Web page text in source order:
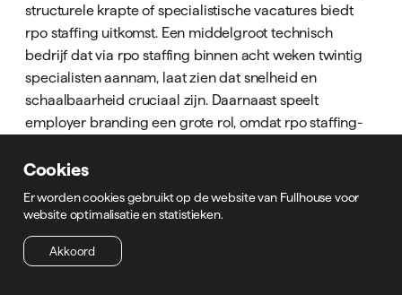
Cookies
Er worden cookies gebruikt op de website van Fullhouse voor
website optimalisatie en statistieken.
Akkoord
structurele krapte of specialistische vacatures biedt
rpo staffing uitkomst. Een middelgroot technisch
bedrijf dat via rpo staffing binnen acht weken twintig
specialisten aannam, laat zien dat snelheid en
schaalbaarheid cruciaal zijn. Daarnaast speelt
employer branding een grote rol, omdat rpo staffing-
Meer praktijkvoorbeelden zijn te vinden bij
Succesverhalen uit de praktijk
, waar diverse sectoren
hun ervaringen met rpo staffing delen.
Wanneer werkt traditionele werving beter?